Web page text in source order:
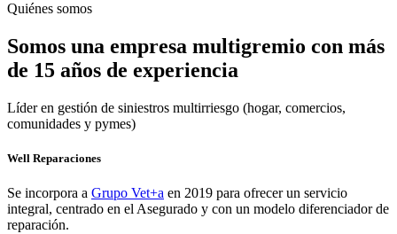
Quiénes somos
Somos una empresa multigremio con más
de 15 años de experiencia
Líder en gestión de siniestros multirriesgo (hogar, comercios,
comunidades y pymes)
Well Reparaciones
Se incorpora a Grupo Vet+a en 2019 para ofrecer un servicio
integral, centrado en el Asegurado y con un modelo diferenciador de
reparación.